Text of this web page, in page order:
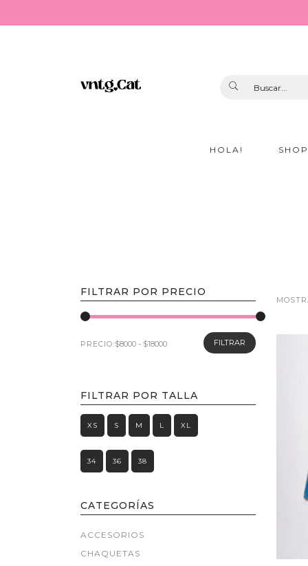
HOLA! SHOP
FILTRAR POR PRECIO
PRECIO: FILTRAR
FILTRAR POR TALLA
XS S M L XL
34 36 38
CATEGORÍAS
ACCESORIOS
CHAQUETAS